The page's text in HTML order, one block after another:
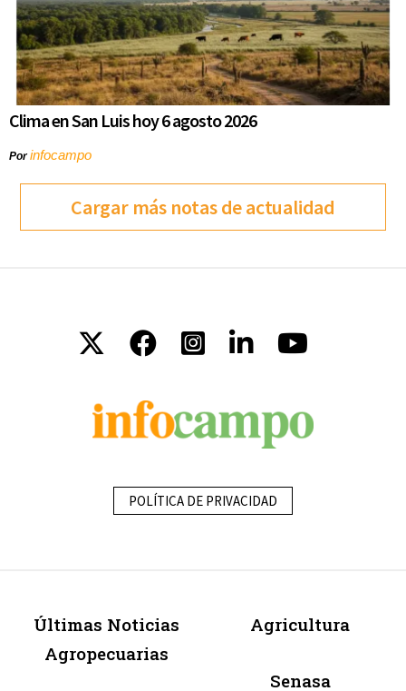
Clima en San Luis hoy 6 agosto 2026
Porinfocampo
Cargar más notas de actualidad
POLÍTICA DE PRIVACIDAD
Últimas Noticias
Agropecuarias
Agricultura
Senasa